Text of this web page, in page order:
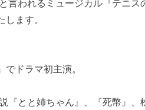
言われるミュージカル『テニス
ます。
ドラマ初主演。
『とと姉ちゃん』、『死幣』